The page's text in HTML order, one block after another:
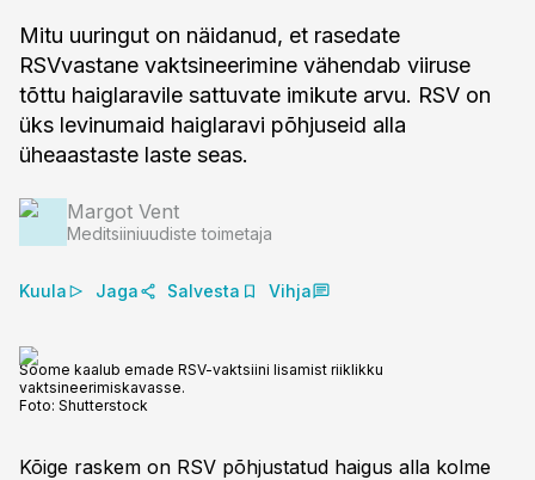
Mitu uuringut on näidanud, et rasedate
RSVvastane vaktsineerimine vähendab viiruse
tõttu haiglaravile sattuvate imikute arvu. RSV on
üks levinumaid haiglaravi põhjuseid alla
üheaastaste laste seas.
Margot Vent
Meditsiiniuudiste toimetaja
Kuula Jaga Salvesta Vihja
Soome kaalub emade RSV-vaktsiini lisamist riiklikku
vaktsineerimiskavasse.
Foto: Shutterstock
Kõige raskem on RSV põhjustatud haigus alla kolme